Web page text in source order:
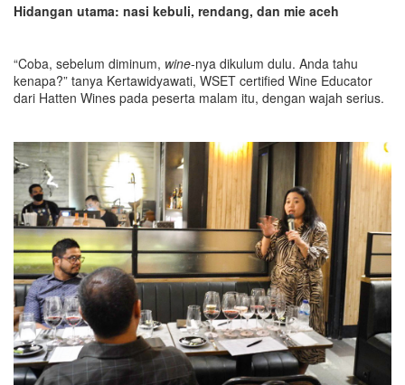
Hidangan utama: nasi kebuli, rendang, dan mie aceh
“Coba, sebelum diminum, wine-nya dikulum dulu. Anda tahu
kenapa?” tanya Kertawidyawati, WSET certified Wine Educator
dari Hatten Wines pada peserta malam itu, dengan wajah serius.